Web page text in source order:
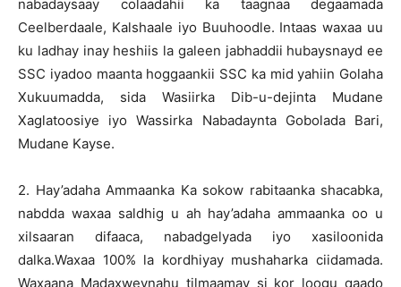
nabadaysaay colaadahii ka taagnaa degaamada
Ceelberdaale, Kalshaale iyo Buuhoodle. Intaas waxaa uu
ku ladhay inay heshiis la galeen jabhaddii hubaysnayd ee
SSC iyadoo maanta hoggaankii SSC ka mid yahiin Golaha
Xukuumadda, sida Wasiirka Dib-u-dejinta Mudane
Xaglatoosiye iyo Wassirka Nabadaynta Gobolada Bari,
Mudane Kayse.
2. Hay’adaha Ammaanka Ka sokow rabitaanka shacabka,
nabdda waxaa saldhig u ah hay’adaha ammaanka oo u
xilsaaran difaaca, nabadgelyada iyo xasiloonida
dalka.Waxaa 100% la kordhiyay mushaharka ciidamada.
Waxaana Madaxweynahu tilmaamay si kor loogu qaado